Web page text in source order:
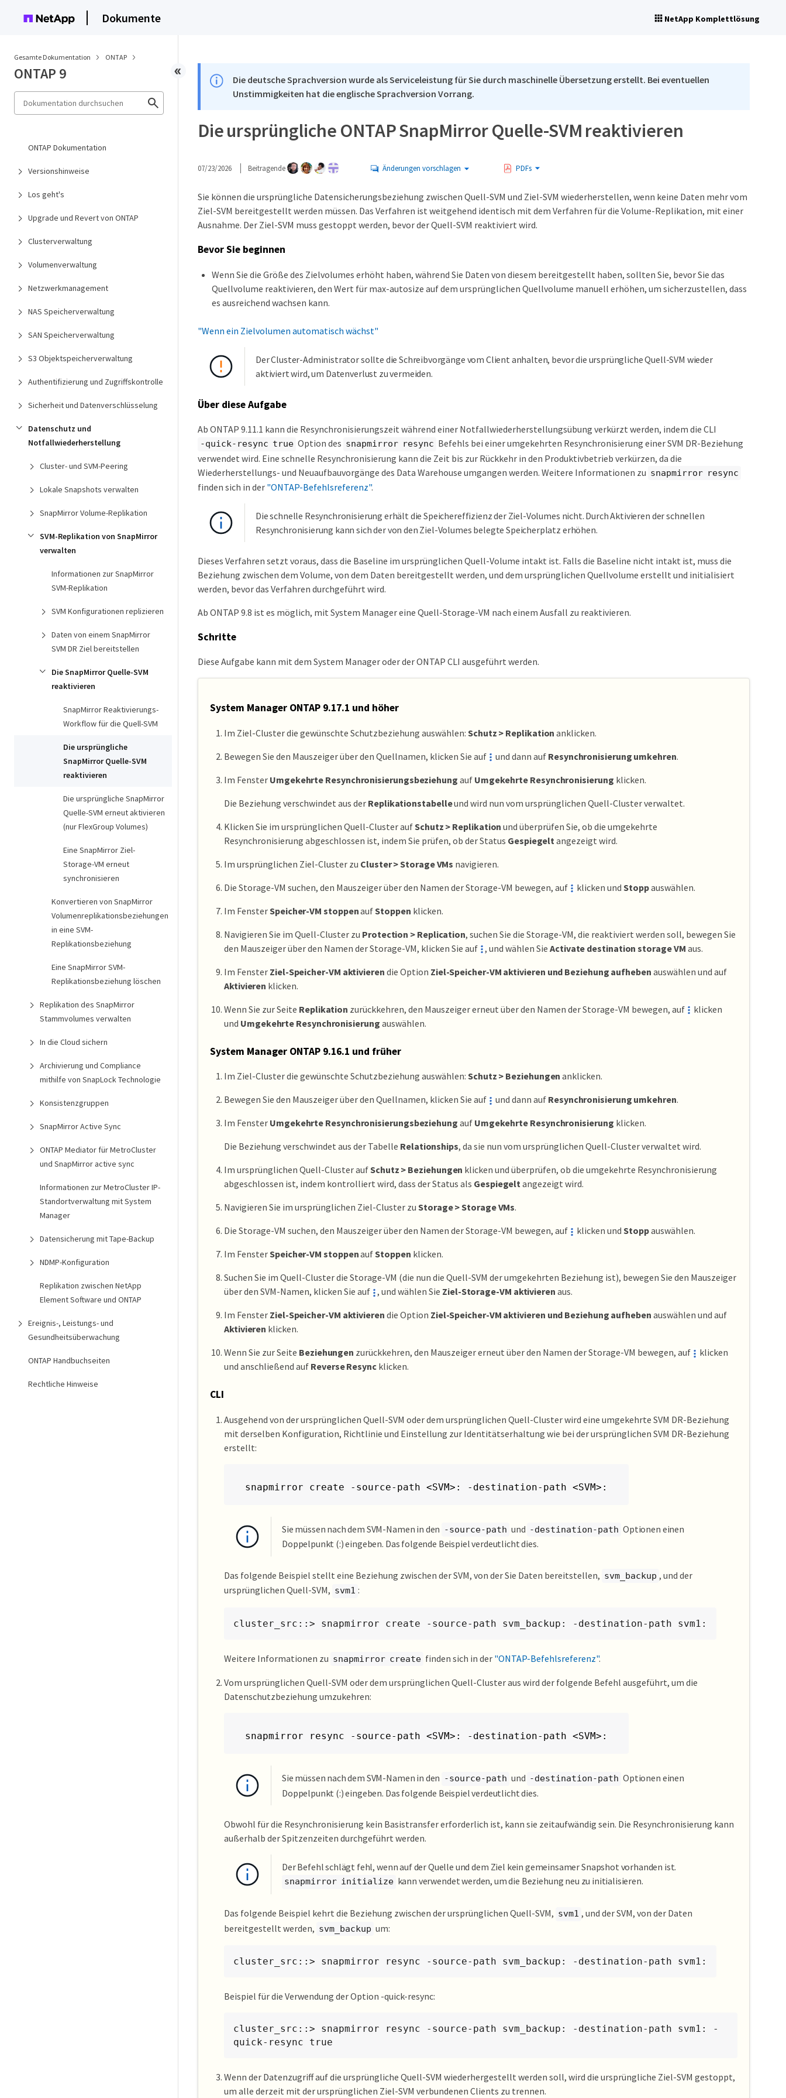
Dokumente NetApp Komplettlösung
Gesamte Dokumentation ONTAP
ONTAP 9
ONTAP Dokumentation
Versionshinweise
Los geht's
Upgrade und Revert von ONTAP
Clusterverwaltung
Volumenverwaltung
Netzwerkmanagement
NAS Speicherverwaltung
SAN Speicherverwaltung
S3 Objektspeicherverwaltung
Authentifizierung und Zugriffskontrolle
Sicherheit und Datenverschlüsselung
Datenschutz und
Notfallwiederherstellung
Cluster- und SVM-Peering
Lokale Snapshots verwalten
SnapMirror Volume-Replikation
SVM-Replikation von SnapMirror
verwalten
Informationen zur SnapMirror
SVM-Replikation
SVM Konfigurationen replizieren
Daten von einem SnapMirror
SVM DR Ziel bereitstellen
Die SnapMirror Quelle-SVM
reaktivieren
SnapMirror Reaktivierungs-
Workflow für die Quell-SVM
Die ursprüngliche
SnapMirror Quelle-SVM
reaktivieren
Die ursprüngliche SnapMirror
Quelle-SVM erneut aktivieren
(nur FlexGroup Volumes)
Eine SnapMirror Ziel-
Storage-VM erneut
synchronisieren
Konvertieren von SnapMirror
Volumenreplikationsbeziehungen
in eine SVM-
Replikationsbeziehung
Eine SnapMirror SVM-
Replikationsbeziehung löschen
Replikation des SnapMirror
Stammvolumes verwalten
In die Cloud sichern
Archivierung und Compliance
mithilfe von SnapLock Technologie
Konsistenzgruppen
SnapMirror Active Sync
ONTAP Mediator für MetroCluster
und SnapMirror active sync
Informationen zur MetroCluster IP-
Standortverwaltung mit System
Manager
Datensicherung mit Tape-Backup
NDMP-Konfiguration
Replikation zwischen NetApp
Element Software und ONTAP
Ereignis-, Leistungs- und
Gesundheitsüberwachung
ONTAP Handbuchseiten
Rechtliche Hinweise
Die deutsche Sprachversion wurde als Serviceleistung für Sie durch maschinelle Übersetzung erstellt. Bei eventuellen
Unstimmigkeiten hat die englische Sprachversion Vorrang.
Die ursprüngliche ONTAP SnapMirror Quelle-SVM reaktivieren
07/23/2026 Beitragende Änderungen vorschlagen PDFs
Sie können die ursprüngliche Datensicherungsbeziehung zwischen Quell-SVM und Ziel-SVM wiederherstellen, wenn keine Daten mehr vom
Ziel-SVM bereitgestellt werden müssen. Das Verfahren ist weitgehend identisch mit dem Verfahren für die Volume-Replikation, mit einer
Ausnahme. Der Ziel-SVM muss gestoppt werden, bevor der Quell-SVM reaktiviert wird.
Bevor Sie beginnen
Wenn Sie die Größe des Zielvolumes erhöht haben, während Sie Daten von diesem bereitgestellt haben, sollten Sie, bevor Sie das
Quellvolume reaktivieren, den Wert für max-autosize auf dem ursprünglichen Quellvolume manuell erhöhen, um sicherzustellen, dass
es ausreichend wachsen kann.
"Wenn ein Zielvolumen automatisch wächst"
Der Cluster-Administrator sollte die Schreibvorgänge vom Client anhalten, bevor die ursprüngliche Quell-SVM wieder
aktiviert wird, um Datenverlust zu vermeiden.
Über diese Aufgabe
Ab ONTAP 9.11.1 kann die Resynchronisierungszeit während einer Notfallwiederherstellungsübung verkürzt werden, indem die CLI
-quick-resync true Option des snapmirror resync Befehls bei einer umgekehrten Resynchronisierung einer SVM DR-Beziehung
verwendet wird. Eine schnelle Resynchronisierung kann die Zeit bis zur Rückkehr in den Produktivbetrieb verkürzen, da die
Wiederherstellungs- und Neuaufbauvorgänge des Data Warehouse umgangen werden. Weitere Informationen zu snapmirror resync
finden sich in der "ONTAP-Befehlsreferenz".
Die schnelle Resynchronisierung erhält die Speichereffizienz der Ziel-Volumes nicht. Durch Aktivieren der schnellen
Resynchronisierung kann sich der von den Ziel-Volumes belegte Speicherplatz erhöhen.
Dieses Verfahren setzt voraus, dass die Baseline im ursprünglichen Quell-Volume intakt ist. Falls die Baseline nicht intakt ist, muss die
Beziehung zwischen dem Volume, von dem Daten bereitgestellt werden, und dem ursprünglichen Quellvolume erstellt und initialisiert
werden, bevor das Verfahren durchgeführt wird.
Ab ONTAP 9.8 ist es möglich, mit System Manager eine Quell-Storage-VM nach einem Ausfall zu reaktivieren.
Schritte
Diese Aufgabe kann mit dem System Manager oder der ONTAP CLI ausgeführt werden.
System Manager ONTAP 9.17.1 und höher
Im Ziel-Cluster die gewünschte Schutzbeziehung auswählen: Schutz > Replikation anklicken.
Bewegen Sie den Mauszeiger über den Quellnamen, klicken Sie auf
und dann auf Resynchronisierung umkehren.
Im Fenster Umgekehrte Resynchronisierungsbeziehung auf Umgekehrte Resynchronisierung klicken.
Die Beziehung verschwindet aus der Replikationstabelleund wird nun vom ursprünglichen Quell-Cluster verwaltet.
Klicken Sie im ursprünglichen Quell-Cluster aufSchutz > Replikation und überprüfen Sie, ob die umgekehrte
Resynchronisierung abgeschlossen ist, indem Sie prüfen, ob der Status Gespiegelt angezeigt wird.
Im ursprünglichen Ziel-Cluster zu Cluster > Storage VMs navigieren.
Die Storage-VM suchen, den Mauszeiger über den Namen der Storage-VM bewegen, auf
klicken und Stoppauswählen.
Im FensterSpeicher-VM stoppenaufStoppen klicken.
Navigieren Sie im Quell-Cluster zu Protection > Replication, suchen Sie die Storage-VM, die reaktiviert werden soll, bewegen Sie
den Mauszeiger über den Namen der Storage-VM, klicken Sie auf , und wählen Sie Activate destination storage VM aus.
Im Fenster Ziel-Speicher-VM aktivieren die Option Ziel-Speicher-VM aktivieren und Beziehung aufheben auswählen und auf
Aktivieren klicken.
Wenn Sie zur Seite Replikation zurückkehren, den Mauszeiger erneut über den Namen der Storage-VM bewegen, auf
klicken
und Umgekehrte Resynchronisierung auswählen.
System Manager ONTAP 9.16.1 und früher
Im Ziel-Cluster die gewünschte Schutzbeziehung auswählen: Schutz > Beziehungen anklicken.
Bewegen Sie den Mauszeiger über den Quellnamen, klicken Sie auf
und dann auf Resynchronisierung umkehren.
Im Fenster Umgekehrte Resynchronisierungsbeziehung auf Umgekehrte Resynchronisierung klicken.
Die Beziehung verschwindet aus der Tabelle Relationships, da sie nun vom ursprünglichen Quell-Cluster verwaltet wird.
Im ursprünglichen Quell-Cluster aufSchutz > Beziehungen klicken und überprüfen, ob die umgekehrte Resynchronisierung
abgeschlossen ist, indem kontrolliert wird, dass der Status als Gespiegeltangezeigt wird.
Navigieren Sie im ursprünglichen Ziel-Cluster zu Storage > Storage VMs.
Die Storage-VM suchen, den Mauszeiger über den Namen der Storage-VM bewegen, auf
klicken und Stoppauswählen.
Im FensterSpeicher-VM stoppenaufStoppen klicken.
Suchen Sie im Quell-Cluster die Storage-VM (die nun die Quell-SVM der umgekehrten Beziehung ist), bewegen Sie den Mauszeiger
über den SVM-Namen, klicken Sie auf , und wählen Sie Ziel-Storage-VM aktivieren aus.
Im Fenster Ziel-Speicher-VM aktivieren die Option Ziel-Speicher-VM aktivieren und Beziehung aufheben auswählen und auf
Aktivieren klicken.
Wenn Sie zur Seite Beziehungen zurückkehren, den Mauszeiger erneut über den Namen der Storage-VM bewegen, auf
klicken
und anschließend auf Reverse Resyncklicken.
CLI
Ausgehend von der ursprünglichen Quell-SVM oder dem ursprünglichen Quell-Cluster wird eine umgekehrte SVM DR-Beziehung
mit derselben Konfiguration, Richtlinie und Einstellung zur Identitätserhaltung wie bei der ursprünglichen SVM DR-Beziehung
erstellt:
snapmirror create -source-path <SVM>: -destination-path <SVM>:
Sie müssen nach dem SVM-Namen in den -source-path und -destination-path Optionen einen
Doppelpunkt (:) eingeben. Das folgende Beispiel verdeutlicht dies.
Das folgende Beispiel stellt eine Beziehung zwischen der SVM, von der Sie Daten bereitstellen, svm_backup , und der
ursprünglichen Quell-SVM, svm1 :
cluster_src::> snapmirror create -source-path svm_backup: -destination-path svm1:
Weitere Informationen zu snapmirror create finden sich in der "ONTAP-Befehlsreferenz".
Vom ursprünglichen Quell-SVM oder dem ursprünglichen Quell-Cluster aus wird der folgende Befehl ausgeführt, um die
Datenschutzbeziehung umzukehren:
snapmirror resync -source-path <SVM>: -destination-path <SVM>:
Sie müssen nach dem SVM-Namen in den -source-path und -destination-path Optionen einen
Doppelpunkt (:) eingeben. Das folgende Beispiel verdeutlicht dies.
Obwohl für die Resynchronisierung kein Basistransfer erforderlich ist, kann sie zeitaufwändig sein. Die Resynchronisierung kann
außerhalb der Spitzenzeiten durchgeführt werden.
Der Befehl schlägt fehl, wenn auf der Quelle und dem Ziel kein gemeinsamer Snapshot vorhanden ist.
snapmirror initialize kann verwendet werden, um die Beziehung neu zu initialisieren.
Das folgende Beispiel kehrt die Beziehung zwischen der ursprünglichen Quell-SVM, svm1 , und der SVM, von der Daten
bereitgestellt werden, svm_backup um:
cluster_src::> snapmirror resync -source-path svm_backup: -destination-path svm1:
Beispiel für die Verwendung der Option -quick-resync:
cluster_src::> snapmirror resync -source-path svm_backup: -destination-path svm1: -
quick-resync true
Wenn der Datenzugriff auf die ursprüngliche Quell-SVM wiederhergestellt werden soll, wird die ursprüngliche Ziel-SVM gestoppt,
um alle derzeit mit der ursprünglichen Ziel-SVM verbundenen Clients zu trennen.